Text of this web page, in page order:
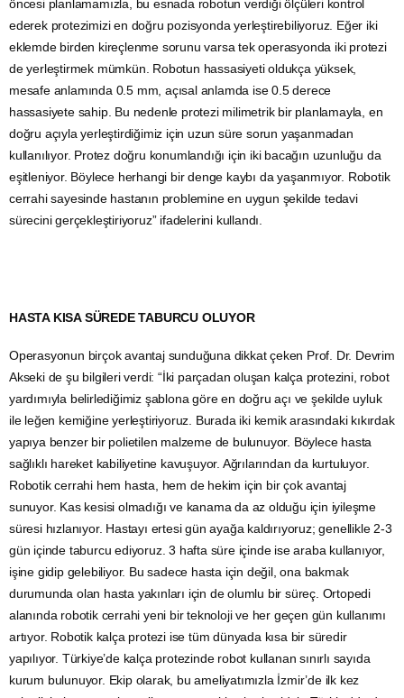
öncesi planlamamızla, bu esnada robotun verdiği ölçüleri kontrol
ederek protezimizi en doğru pozisyonda yerleştirebiliyoruz. Eğer iki
eklemde birden kireçlenme sorunu varsa tek operasyonda iki protezi
de yerleştirmek mümkün. Robotun hassasiyeti oldukça yüksek,
mesafe anlamında 0.5 mm, açısal anlamda ise 0.5 derece
hassasiyete sahip. Bu nedenle protezi milimetrik bir planlamayla, en
doğru açıyla yerleştirdiğimiz için uzun süre sorun yaşanmadan
kullanılıyor. Protez doğru konumlandığı için iki bacağın uzunluğu da
eşitleniyor. Böylece herhangi bir denge kaybı da yaşanmıyor. Robotik
cerrahi sayesinde hastanın problemine en uygun şekilde tedavi
sürecini gerçekleştiriyoruz” ifadelerini kullandı.
HASTA KISA SÜREDE TABURCU OLUYOR
Operasyonun birçok avantaj sunduğuna dikkat çeken Prof. Dr. Devrim
Akseki de şu bilgileri verdi: “İki parçadan oluşan kalça protezini, robot
yardımıyla belirlediğimiz şablona göre en doğru açı ve şekilde uyluk
ile leğen kemiğine yerleştiriyoruz. Burada iki kemik arasındaki kıkırdak
yapıya benzer bir polietilen malzeme de bulunuyor. Böylece hasta
sağlıklı hareket kabiliyetine kavuşuyor. Ağrılarından da kurtuluyor.
Robotik cerrahi hem hasta, hem de hekim için bir çok avantaj
sunuyor. Kas kesisi olmadığı ve kanama da az olduğu için iyileşme
süresi hızlanıyor. Hastayı ertesi gün ayağa kaldırıyoruz; genellikle 2-3
gün içinde taburcu ediyoruz. 3 hafta süre içinde ise araba kullanıyor,
işine gidip gelebiliyor. Bu sadece hasta için değil, ona bakmak
durumunda olan hasta yakınları için de olumlu bir süreç. Ortopedi
alanında robotik cerrahi yeni bir teknoloji ve her geçen gün kullanımı
artıyor. Robotik kalça protezi ise tüm dünyada kısa bir süredir
yapılıyor. Türkiye’de kalça protezinde robot kullanan sınırlı sayıda
kurum bulunuyor. Ekip olarak, bu ameliyatımızla İzmir’de ilk kez